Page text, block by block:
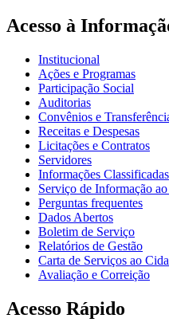
Acesso à
Institucional
Ações e Programas
Participação Social
Auditorias
Convênios e
Receitas e Despesas
Licitações e Contratos
Servidores
Informações Classificadas
Serviço de Informação
Perguntas frequentes
Dados Abertos
Boletim de Serviço
Relatórios de Gestão
Carta de Serviços ao
Avaliação e Correição
Acesso Rápido